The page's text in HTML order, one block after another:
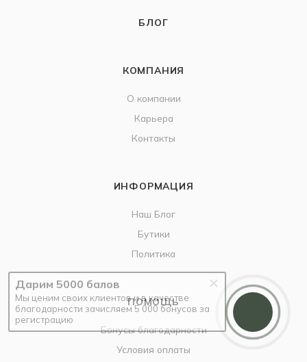
БЛОГ
КОМПАНИЯ
О компании
Карьера
Контакты
ИНФОРМАЦИЯ
Наш Блог
Бутики
Политика
ПОМОЩЬ
Бонусы благодарности
Условия оплаты
Дарим 5000 балов
Мы ценим своих клиентов и в качестве
благодарности зачисляем 5 000 бонусов за
регистрацию